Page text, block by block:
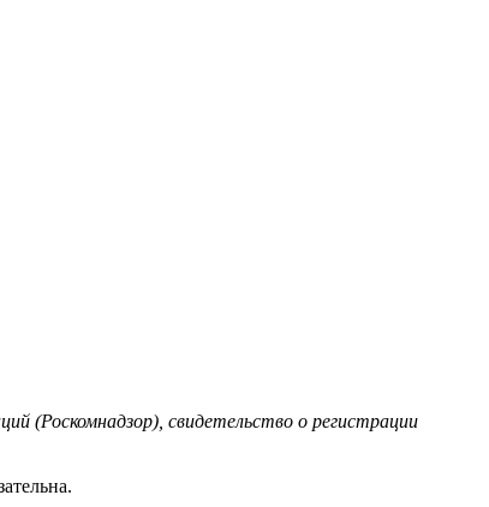
(Роскомнадзор), свидетельство о регистрации